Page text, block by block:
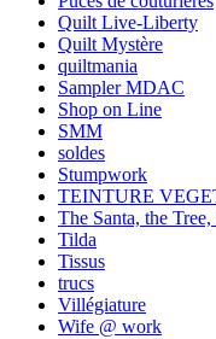
Quilt Live-Liberty
Quilt Mystère
quiltmania
Sampler MDAC
Shop on Line
SMM
soldes
Stumpwork
TEINTURE
The Santa, the
Tilda
Tissus
trucs
Villégiature
Wife @ work